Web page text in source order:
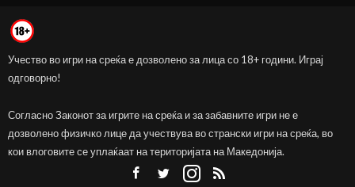
Учество во игри на среќа е дозволено за лица со 18+ години. Играј
одговорно!
Согласно Законот за игрите на среќа и за забавните игри не е
дозволено физичко лице да учествува во странски игри на среќа, во
кои влоговите се уплаќаат на територијата на Македонија.